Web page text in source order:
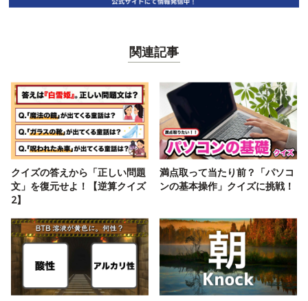
関連記事
クイズの答えから「正しい問題
文」を復元せよ！【逆算クイズ
2】
満点取って当たり前？「パソコ
ンの基本操作」クイズに挑戦！